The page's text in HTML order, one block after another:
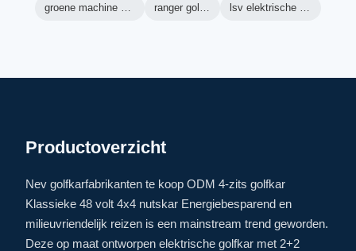
groene machine golfkarretjes ranger golfkarretje lsv elektrische golfkarretje
Productoverzicht
Nev golfkarfabrikanten te koop ODM 4-zits golfkar
Klassieke 48 volt 4x4 nutskar Energiebesparend en
milieuvriendelijk reizen is een mainstream trend geworden.
Deze op maat ontworpen elektrische golfkar met 2+2